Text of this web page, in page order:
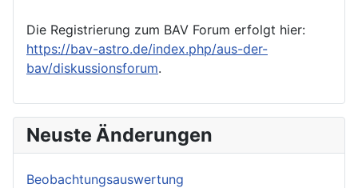
Die Registrierung zum BAV Forum erfolgt hier:
https://bav-astro.de/index.php/aus-der-
bav/diskussionsforum.
Neuste Änderungen
Beobachtungsauswertung